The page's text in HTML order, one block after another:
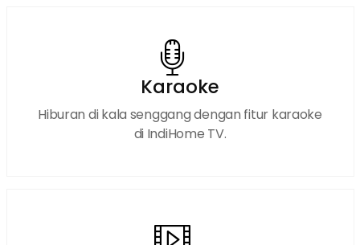
Karaoke
Hiburan di kala senggang dengan fitur karaoke
di IndiHome TV.